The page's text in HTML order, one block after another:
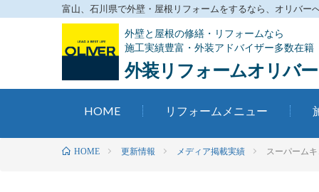
富山、石川県で外壁・屋根リフォームをするなら、オリバ
外壁と屋根の修繕・リフォームなら
施工実績豊富・外装アドバイザー多数在籍
外装リフォームオリバー
HOME リフォームメニュー
HOME 更新情報 メディア掲載実績 スーパーム